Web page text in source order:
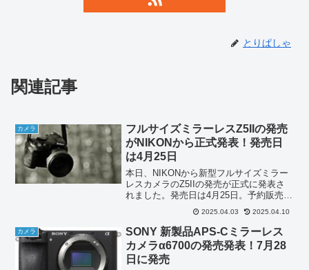
とりぱしゃ
関連記事
カメラ
フルサイズミラーレスZ5IIの発売
がNIKONから正式発表！発売日
は4月25日
本日、NIKONから新型フルサイズミラー
レスカメラのZ5IIの発売が正式に発表さ
れました。発売日は4月25日。予約販売受
付は4月10日10時より。静止画撮影で丁度
良い機能を搭載したコスパ良いフルサイ
ズカメラニコン Z5II 24-50 レン...
2025.04.03 2025.04.10
カメラ
SONY 新製品APS-Cミラーレス
カメラα6700の発売発表！7月28
日に発売